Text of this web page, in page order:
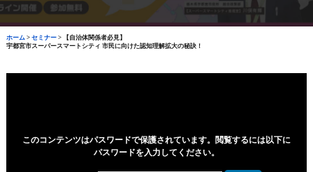
ホーム> セミナー>
【自治体関係者必見】
宇都宮市スーパースマートシティ 市民に向けた認知理解拡大の秘訣！
このコンテンツはパスワードで保護されています。閲覧するには以下に
パスワードを入力してください。